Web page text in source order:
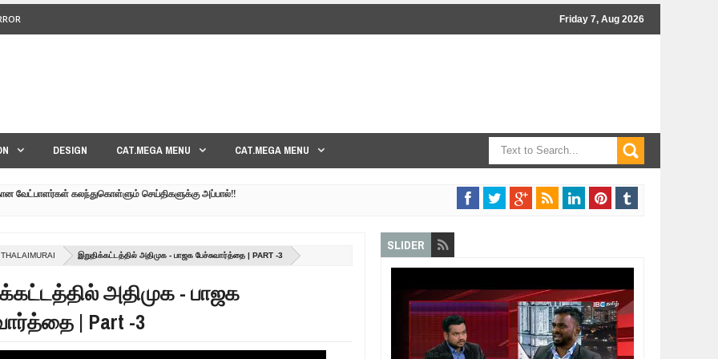
Friday 7, Aug 2026
DESIGN CAT.MEGA MENU CAT.MEGA MENU
வேட்பாளர்கள் கலந்துகொள்ளும் செய்திகளுக்கு அப்பால்!!
அமீர் | 6TH APRIL AGNI PAARVAI DIRECTOR AMEER
நடந்தது என்ன??| GENEVA LIVE PART-02
| GENEVA LIVE PART-03 | SRI LANKA
இறுதிக்கட்டத்தில் அதிமுக - பாஜக பேச்சுவார்த்தை | PART -3
அதிமுக - பாஜக
| Part -3
SLIDER